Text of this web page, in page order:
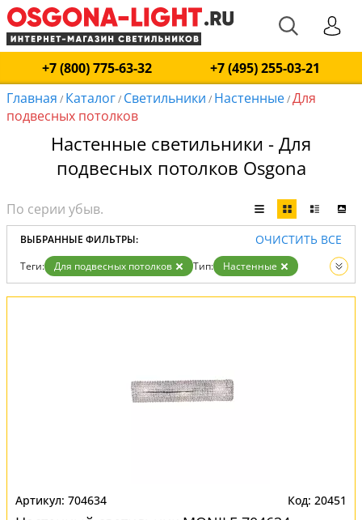
+7 (800) 775-63-32
+7 (495) 255-03-21
Главная / Каталог/ Светильники / Настенные/Для
подвесных потолков
Настенные светильники - Для
подвесных потолков Osgona
ВЫБРАННЫЕ ФИЛЬТРЫ: ОЧИСТИТЬ ВСЕ
Теги: Для подвесных потолков Тип:
Настенные
Вид:
Светильники
704634 20451